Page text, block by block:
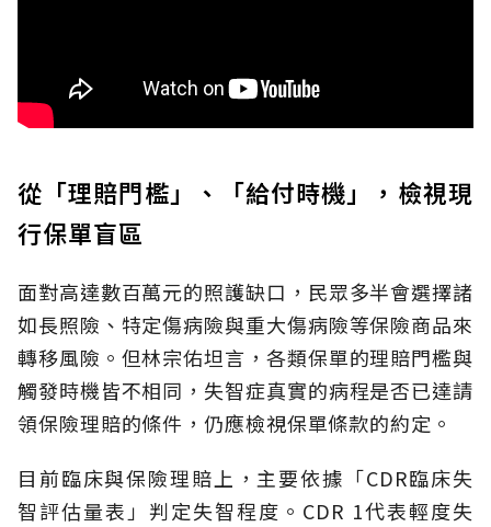
從「理賠門檻」、「給付時機」，檢視現
行保單盲區
面對高達數百萬元的照護缺口，民眾多半會選擇諸
如長照險、特定傷病險與重大傷病險等保險商品來
轉移風險。但林宗佑坦言，各類保單的理賠門檻與
觸發時機皆不相同，失智症真實的病程是否已達請
領保險理賠的條件，仍應檢視保單條款的約定。
目前臨床與保險理賠上，主要依據「CDR臨床失
智評估量表」判定失智程度。CDR 1代表輕度失